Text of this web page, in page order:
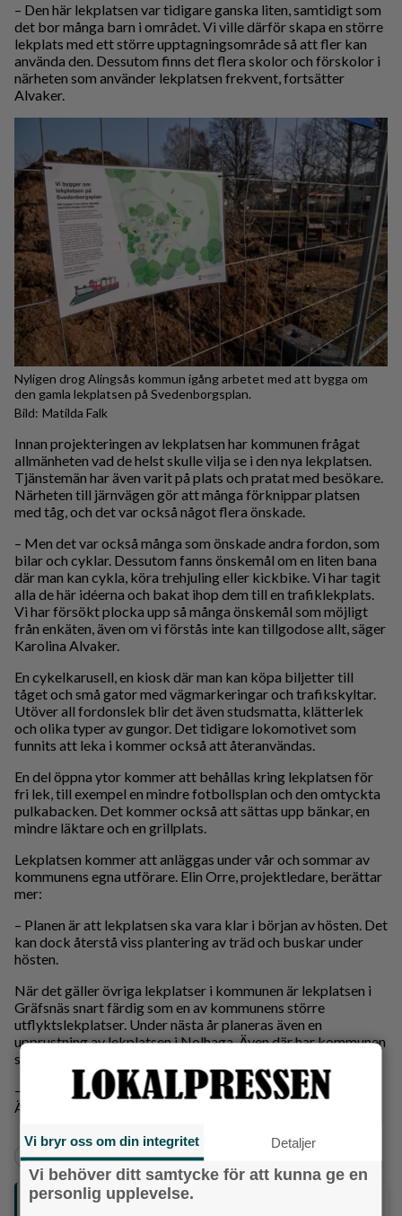
– Den här lekplatsen var tidigare ganska liten, samtidigt som
det bor många barn i området. Vi ville därför skapa en större
lekplats med ett större upptagningsområde så att fler kan
använda den. Dessutom finns det flera skolor och förskolor i
närheten som använder lekplatsen frekvent, fortsätter
Alvaker.
Nyligen drog Alingsås kommun igång arbetet med att bygga om
den gamla lekplatsen på Svedenborgsplan.
Matilda Falk
Innan projekteringen av lekplatsen har kommunen frågat
allmänheten vad de helst skulle vilja se i den nya lekplatsen.
Tjänstemän har även varit på plats och pratat med besökare.
Närheten till järnvägen gör att många förknippar platsen
med tåg, och det var också något flera önskade.
– Men det var också många som önskade andra fordon, som
bilar och cyklar. Dessutom fanns önskemål om en liten bana
där man kan cykla, köra trehjuling eller kickbike. Vi har tagit
alla de här idéerna och bakat ihop dem till en trafiklekplats.
Vi har försökt plocka upp så många önskemål som möjligt
från enkäten, även om vi förstås inte kan tillgodose allt, säger
Karolina Alvaker.
En cykelkarusell, en kiosk där man kan köpa biljetter till
tåget och små gator med vägmarkeringar och trafikskyltar.
Utöver all fordonslek blir det även studsmatta, klätterlek
och olika typer av gungor. Det tidigare lokomotivet som
funnits att leka i kommer också att återanvändas.
En del öppna ytor kommer att behållas kring lekplatsen för
fri lek, till exempel en mindre fotbollsplan och den omtyckta
pulkabacken. Det kommer också att sättas upp bänkar, en
mindre läktare och en grillplats.
Lekplatsen kommer att anläggas under vår och sommar av
kommunens egna utförare. Elin Orre, projektledare, berättar
mer:
– Planen är att lekplatsen ska vara klar i början av hösten. Det
kan dock återstå viss plantering av träd och buskar under
hösten.
När det gäller övriga lekplatser i kommunen är lekplatsen i
Gräfsnäs snart färdig som en av kommunens större
utflyktslekplatser. Under nästa år planeras även en
upprustning av lekplatsen i Nolhaga. Även där har kommunen
samlat in allmänhetens önskemål.
– Vi håller också på med en mindre lekplats på Friggagatan i
Ängabo. Den ska göras om i år, avslutar Karolina Alvaker.
Alingsås + Aktuellt Familj Barn- och unga
Följ oss på sociala medier:
Vi bryr oss om din integritet Detaljer
Vi behöver ditt samtycke för att kunna ge en
personlig upplevelse.